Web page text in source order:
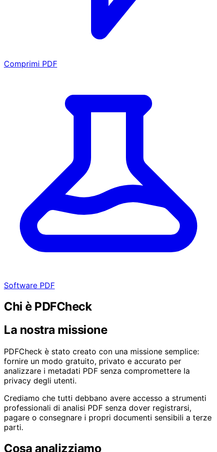
Comprimi PDF
Software PDF
Chi è PDFCheck
La nostra missione
PDFCheck è stato creato con una missione semplice:
fornire un modo gratuito, privato e accurato per
analizzare i metadati PDF senza compromettere la
privacy degli utenti.
Crediamo che tutti debbano avere accesso a strumenti
professionali di analisi PDF senza dover registrarsi,
pagare o consegnare i propri documenti sensibili a terze
parti.
Cosa analizziamo